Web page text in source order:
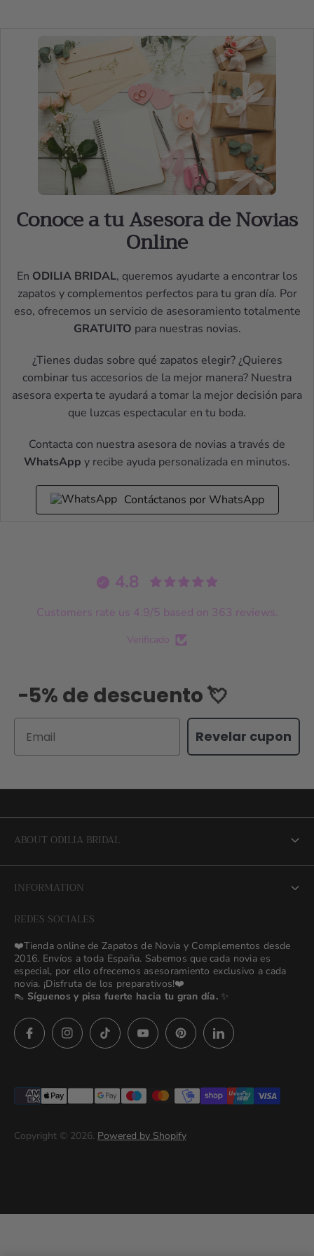
Conoce a tu Asesora de Novias
Online
En ODILIA BRIDAL, queremos ayudarte a encontrar los
zapatos y complementos perfectos para tu gran día. Por
eso, ofrecemos un servicio de asesoramiento totalmente
GRATUITO para nuestras novias.
¿Tienes dudas sobre qué zapatos elegir? ¿Quieres
combinar tus accesorios de la mejor manera? Nuestra
asesora experta te ayudará a tomar la mejor decisión para
que luzcas espectacular en tu boda.
Contacta con nuestra asesora de novias a través de
WhatsApp y recibe ayuda personalizada en minutos.
Contáctanos por WhatsApp
4.8
Customers rate us 4.9/5 based on 363 reviews.
Verificado
-5% de descuento 💘
Revelar cupon
REDES SOCIALES
❤️Tienda online de Zapatos de Novia y Complementos desde
2016. Envíos a toda España. Sabemos que cada novia es
especial, por ello ofrecemos asesoramiento exclusivo a cada
novia. ¡Disfruta de los preparativos!❤️
👠 Síguenos y pisa fuerte hacia tu gran día. ✨
ABOUT ODILIA BRIDAL
Search
contact us
Asesoras👰🏻24h 627 23 25 76
INFORMATION
⭐ Opiniones de Nuestras Novias 👰🏻
💒 Novias Reales 💍✨
🚚 Envío y Cambios
Política de Privacidad
Imágenes descargables
Politica de privacidad (prueba)
Copyright © 2026. Powered by Shopify